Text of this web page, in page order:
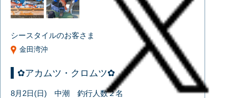
シースタイルのお客さま
金田湾沖
✿アカムツ・クロムツ✿
8月2日(日) 中潮 釣行人数２名